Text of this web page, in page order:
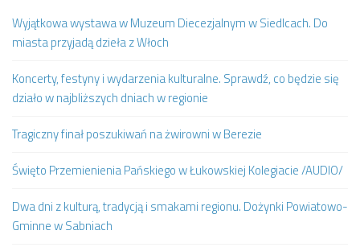
Wyjątkowa wystawa w Muzeum Diecezjalnym w Siedlcach. Do
miasta przyjadą dzieła z Włoch
Koncerty, festyny i wydarzenia kulturalne. Sprawdź, co będzie się
działo w najbliższych dniach w regionie
Tragiczny finał poszukiwań na żwirowni w Berezie
Święto Przemienienia Pańskiego w Łukowskiej Kolegiacie /AUDIO/
Dwa dni z kulturą, tradycją i smakami regionu. Dożynki Powiatowo-
Gminne w Sabniach